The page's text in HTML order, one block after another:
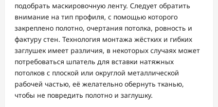
подобрать маскировочную ленту. Следует обратить
внимание на тип профиля, с помощью которого
закреплено полотно, очертания потолка, ровность и
фактуру стен. Технология монтажа жёстких и гибких
заглушек имеет различия, в некоторых случаях может
потребоваться шпатель для вставки натяжных
потолков с плоской или округлой металлической
рабочей частью, её желательно обернуть тканью,
чтобы не повредить полотно и заглушку.